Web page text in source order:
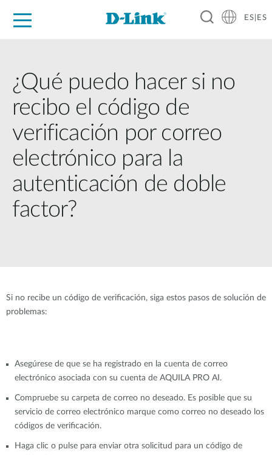
ES|ES
¿Qué puedo hacer si no
recibo el código de
verificación por correo
electrónico para la
autenticación de doble
factor?
Si no recibe un código de verificación, siga estos pasos de solución de
problemas:
Asegúrese de que se ha registrado en la cuenta de correo
electrónico asociada con su cuenta de AQUILA PRO AI.
Compruebe su carpeta de correo no deseado. Es posible que su
servicio de correo electrónico marque como correo no deseado los
códigos de verificación.
Haga clic o pulse para enviar otra solicitud para un código de